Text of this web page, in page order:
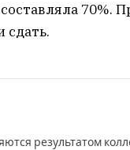
70%.
сдать.
результатом